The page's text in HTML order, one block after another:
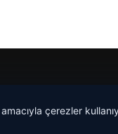
çerezler